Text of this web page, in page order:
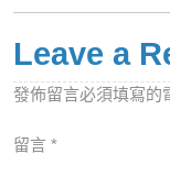
Leave a
發佈留言必須填寫的
留言 *